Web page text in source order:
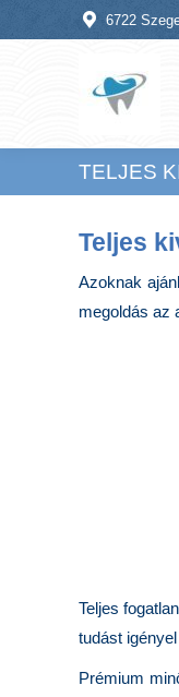
6722
TELJES
Teljes
Azoknak
megoldás az
Teljes
tudást
Prémium